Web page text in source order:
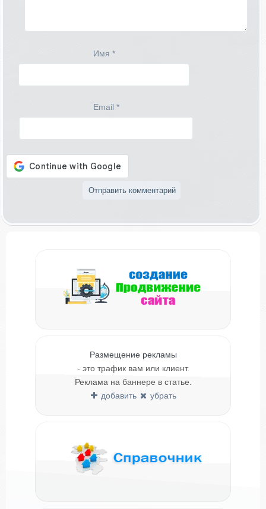
Имя *
Email *
Размещение рекламы
- это трафик вам или клиент.
Реклама на баннере в статье.
добавить
убрать